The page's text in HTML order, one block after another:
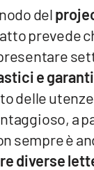
del
prevede
e
delle
a
sempre è
diverse